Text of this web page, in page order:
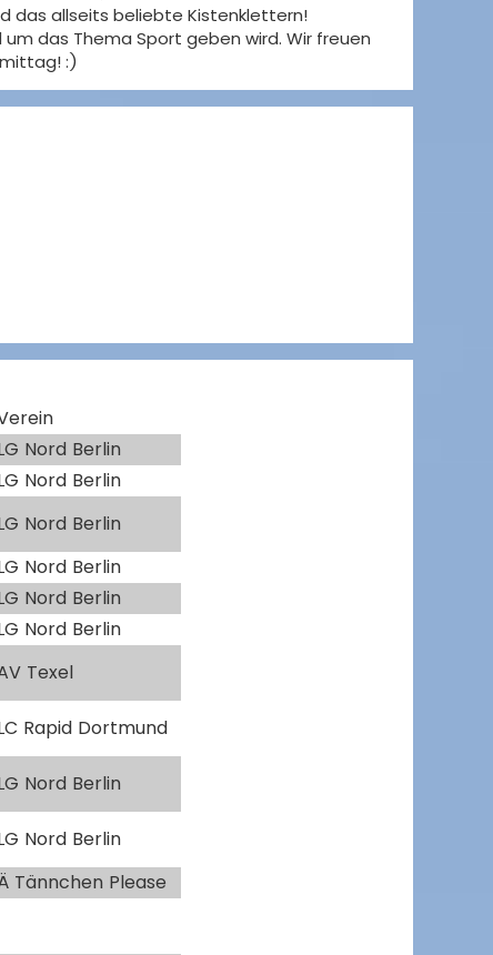
das allseits beliebte Kistenklettern!
das Thema Sport geben wird. Wir freuen
:)
Nord Berlin
Nord Berlin
Nord Berlin
Nord Berlin
Nord Berlin
Nord Berlin
Texel
Rapid Dortmund
Nord Berlin
Nord Berlin
Tännchen Please